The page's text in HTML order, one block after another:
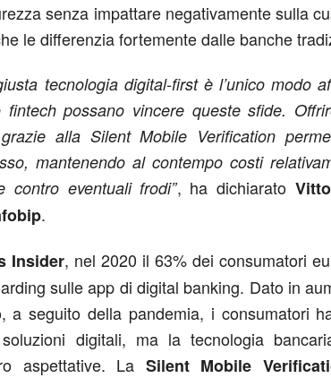
senza impattare negativamente sulla
le differenzia fortemente dalle banche
tecnologia digital-first è l’unico modo
possano vincere queste sfide.
alla Silent Mobile Verification
mantenendo al contempo costi
contro eventuali frodi”, ha dichiarato
.
Insider, nel 2020 il 63% dei consumatori
sulle app di digital banking. Dato in
a seguito della pandemia, i consumatori
digitali, ma la tecnologia
aspettative. La Silent Mobile